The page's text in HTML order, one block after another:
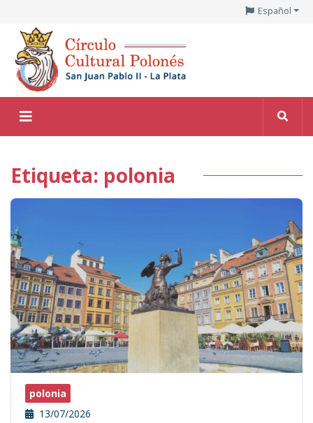
Español
Etiqueta: polonia
polonia
13/07/2026